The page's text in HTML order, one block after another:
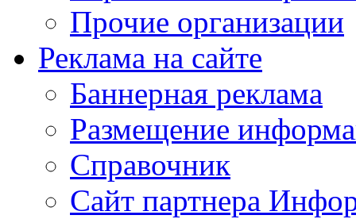
Прочие организации
Реклама на сайте
Баннерная реклама
Размещение
Справочник
Сайт партнера